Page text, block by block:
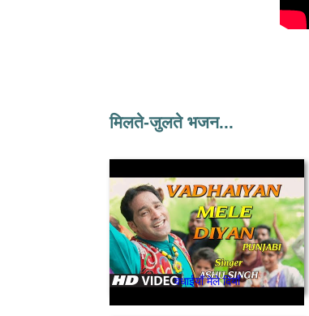
मिलते-जुलते भजन...
वधाईयाँ मेले दियाँ